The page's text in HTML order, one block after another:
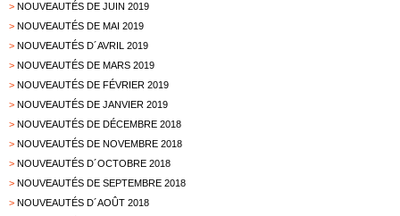
> NOUVEAUTÉS DE JUIN 2019
> NOUVEAUTÉS DE MAI 2019
> NOUVEAUTÉS D´AVRIL 2019
> NOUVEAUTÉS DE MARS 2019
> NOUVEAUTÉS DE FÉVRIER 2019
> NOUVEAUTÉS DE JANVIER 2019
> NOUVEAUTÉS DE DÉCEMBRE 2018
> NOUVEAUTÉS DE NOVEMBRE 2018
> NOUVEAUTÉS D´OCTOBRE 2018
> NOUVEAUTÉS DE SEPTEMBRE 2018
> NOUVEAUTÉS D´AOÛT 2018